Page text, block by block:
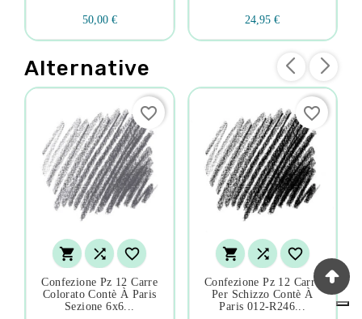
50,00 € 24,95 €
Alternative
  
Confezione Pz 12 Carre
Colorato Contè À Paris
Sezione 6x6...
favorite_border
  
Confezione Pz 12 Carre
Per Schizzo Contè À
Paris 012-R246...
favorite_border